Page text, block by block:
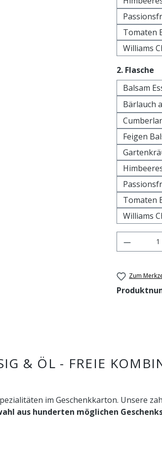
Tomaten
Williams
2. Flasche
Balsam
Bärlauch
Feigen
Tomaten
Williams
Zum
& ÖL - FREIE
im Geschenkkarton. Unsere
aus hunderten möglichen